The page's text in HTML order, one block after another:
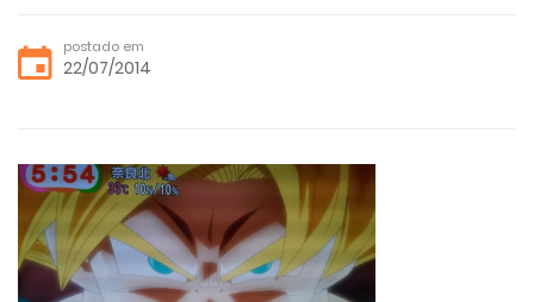
postado em
22/07/2014